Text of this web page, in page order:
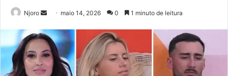
Njoro
Mande
e-
mail
maio 14, 2026 0 1 minuto de leitura